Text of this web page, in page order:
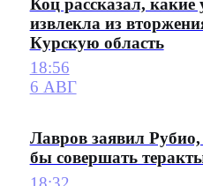
Коц рассказал,
извлекла из
Курскую область
18:56
6 АВГ
Лавров заявил
бы совершать